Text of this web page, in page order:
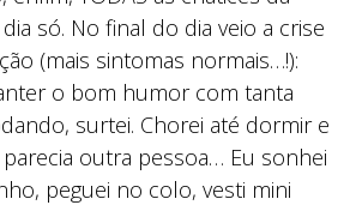
só. No final do dia veio a crise
(mais sintomas normais…!):
o bom humor com tanta
surtei. Chorei até dormir e
outra pessoa… Eu sonhei
peguei no colo, vesti mini